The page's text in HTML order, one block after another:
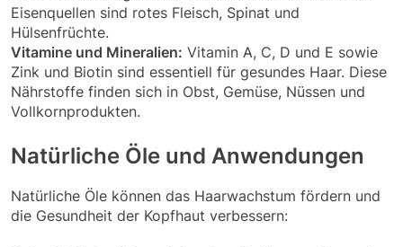
Eisenquellen sind rotes Fleisch, Spinat und
Hülsenfrüchte.
Vitamine und Mineralien: Vitamin A, C, D und E sowie
Zink und Biotin sind essentiell für gesundes Haar. Diese
Nährstoffe finden sich in Obst, Gemüse, Nüssen und
Vollkornprodukten.
Natürliche Öle und Anwendungen
Natürliche Öle können das Haarwachstum fördern und
die Gesundheit der Kopfhaut verbessern: